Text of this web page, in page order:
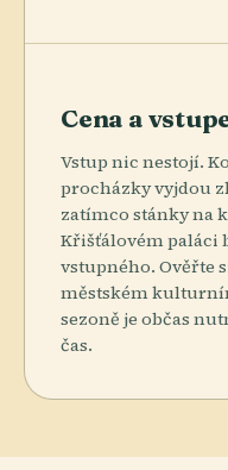
Cena a
Vstup nic nestojí.
procházky vyjdou
zatímco stánky na
Křišťálovém paláci
vstupného. Ověřte
městském
sezoně je občas
čas.